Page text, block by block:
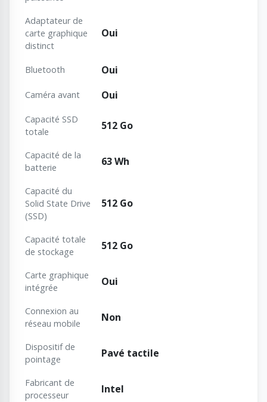
Adaptateur de
carte graphique
distinct
Oui
Bluetooth Oui
Caméra avant Oui
Capacité SSD
totale
512 Go
Capacité de la
batterie
63 Wh
Capacité du
Solid State Drive
(SSD)
512 Go
Capacité totale
de stockage
512 Go
Carte graphique
intégrée
Oui
Connexion au
réseau mobile
Non
Dispositif de
pointage
Pavé tactile
Fabricant de
processeur
Intel